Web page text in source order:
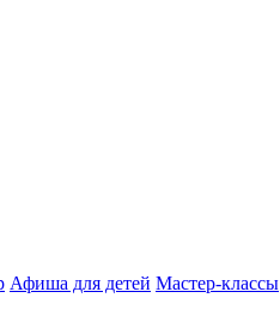
Афиша для детей Мастер-классы